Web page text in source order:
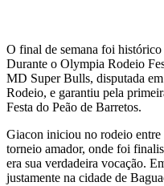
O final de semana foi
Durante o Olympia Rodeio
MD Super Bulls, disputada
Rodeio, e garantiu pela
Festa do Peão de Barretos.
Giacon iniciou no rodeio
torneio amador, onde foi
era sua verdadeira vocação.
justamente na cidade de